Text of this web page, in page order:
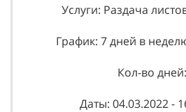
Услуги: Раздача
График: 7 дней в
Кол-во
Даты: 04.03.2022 -